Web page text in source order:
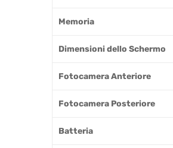
Memoria
Dimensioni dello Schermo
Fotocamera Anteriore
Fotocamera Posteriore
Batteria